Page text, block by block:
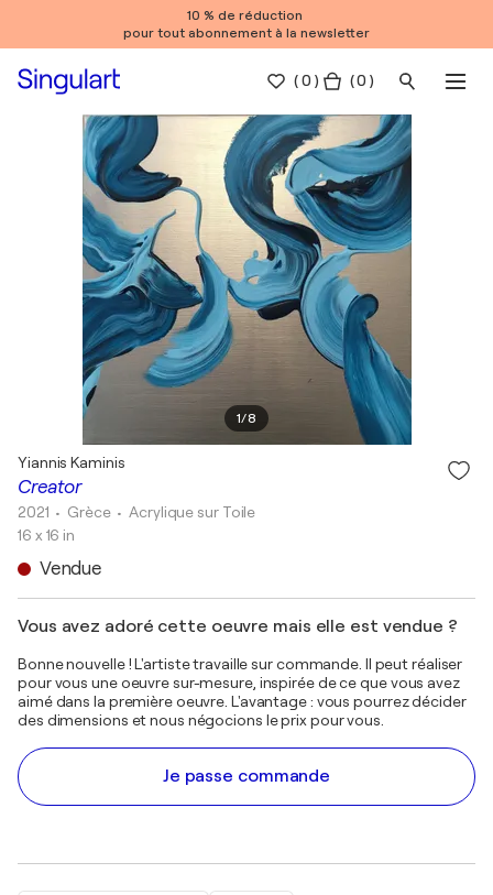
10 % de réduction
pour tout abonnement à la newsletter
(0 ) ( 0 )
1/8
Creator
Yiannis Kaminis
2021 • Grèce •Acrylique sur Toile
16 x 16 in
Vendue
Vous avez adoré cette oeuvre mais elle est vendue ?
Bonne nouvelle ! L'artiste travaille sur commande. Il peut réaliser
pour vous une oeuvre sur-mesure, inspirée de ce que vous avez
aimé dans la première oeuvre. L'avantage : vous pourrez décider
des dimensions et nous négocions le prix pour vous.
Je passe commande